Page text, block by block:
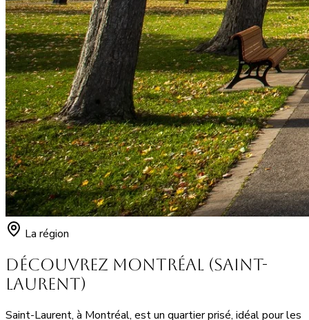
La région
Découvrez Montréal (Saint-
Laurent)
Saint-Laurent, à Montréal, est un quartier prisé, idéal pour les